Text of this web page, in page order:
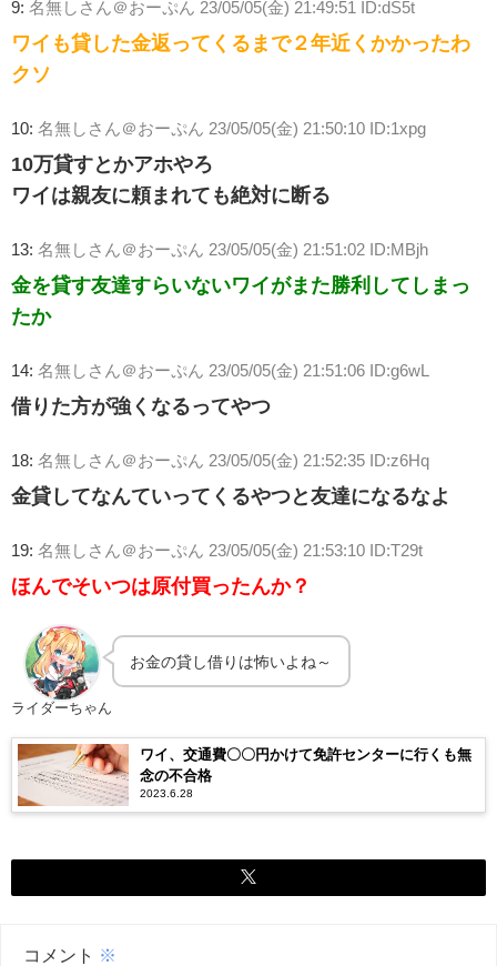
9: 名無しさん＠おーぷん 23/05/05(金) 21:49:51 ID:dS5t
ワイも貸した金返ってくるまで２年近くかかったわ
クソ
10: 名無しさん＠おーぷん 23/05/05(金) 21:50:10 ID:1xpg
10万貸すとかアホやろ
ワイは親友に頼まれても絶対に断る
13: 名無しさん＠おーぷん 23/05/05(金) 21:51:02 ID:MBjh
金を貸す友達すらいないワイがまた勝利してしまっ
たか
14: 名無しさん＠おーぷん 23/05/05(金) 21:51:06 ID:g6wL
借りた方が強くなるってやつ
18: 名無しさん＠おーぷん 23/05/05(金) 21:52:35 ID:z6Hq
金貸してなんていってくるやつと友達になるなよ
19: 名無しさん＠おーぷん 23/05/05(金) 21:53:10 ID:T29t
ほんでそいつは原付買ったんか？
ライダーちゃん
お金の貸し借りは怖いよね～
ワイ、交通費〇〇円かけて免許センターに行くも無
念の不合格
2023.6.28
コメント ※